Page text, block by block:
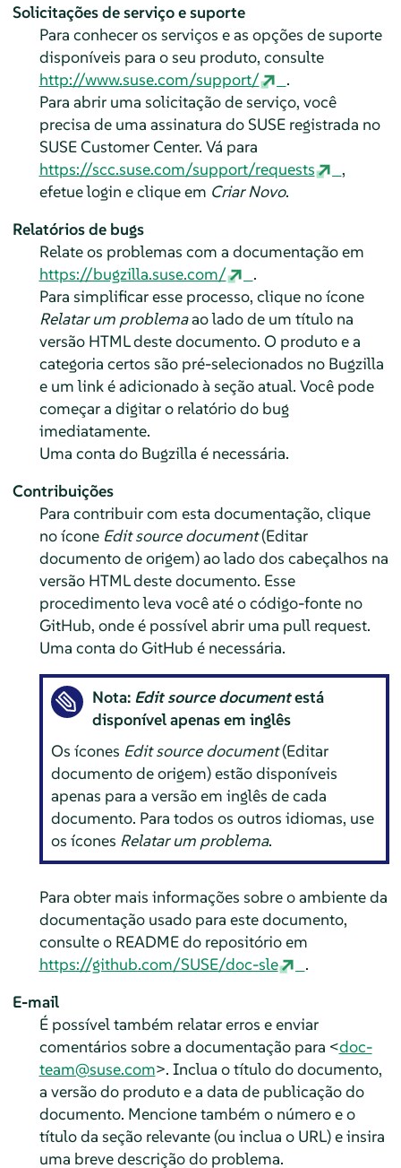
Solicitações de serviço e suporte
Para conhecer os serviços e as opções de suporte
disponíveis para o seu produto, consulte
http://www.suse.com/support/
.
Para abrir uma solicitação de serviço, você
precisa de uma assinatura do SUSE registrada no
SUSE Customer Center. Vá para
https://scc.suse.com/support/requests
,
efetue login e clique em Criar Novo.
Relatórios de bugs
Relate os problemas com a documentação em
https://bugzilla.suse.com/
.
Para simplificar esse processo, clique no ícone
Relatar um problemaao lado de um título na
versão HTML deste documento. O produto e a
categoria certos são pré-selecionados no Bugzilla
e um link é adicionado à seção atual. Você pode
começar a digitar o relatório do bug
imediatamente.
Uma conta do Bugzilla é necessária.
Contribuições
Para contribuir com esta documentação, clique
no ícone Edit source document(Editar
documento de origem) ao lado dos cabeçalhos na
versão HTML deste documento. Esse
procedimento leva você até o código-fonte no
GitHub, onde é possível abrir uma pull request.
Uma conta do GitHub é necessária.
Nota: Edit source documentestá
disponível apenas em inglês
Os ícones Edit source document(Editar
documento de origem) estão disponíveis
apenas para a versão em inglês de cada
documento. Para todos os outros idiomas, use
os ícones Relatar um problema.
Para obter mais informações sobre o ambiente da
documentação usado para este documento,
consulte o README do repositório em
https://github.com/SUSE/doc-sle
.
E-mail
É possível também relatar erros e enviar
comentários sobre a documentação para <doc-
team@suse.com>. Inclua o título do documento,
a versão do produto e a data de publicação do
documento. Mencione também o número e o
título da seção relevante (ou inclua o URL) e insira
uma breve descrição do problema.